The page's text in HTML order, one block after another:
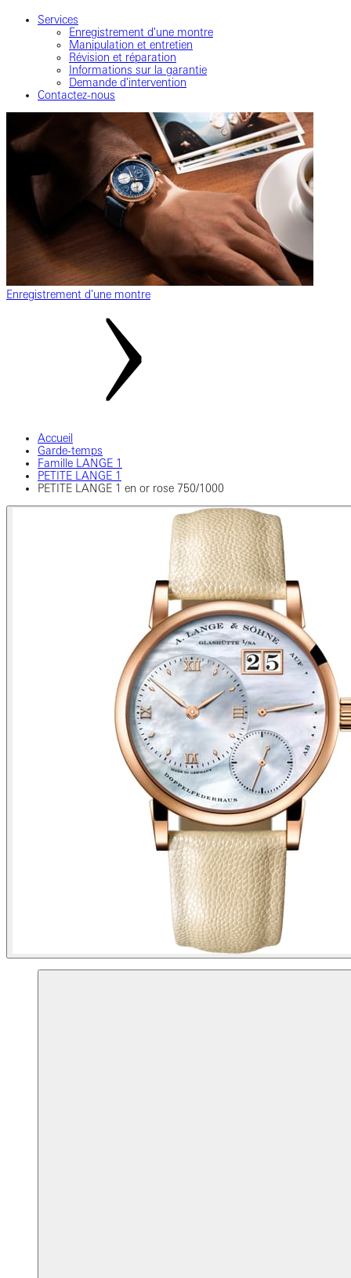
Services
Enregistrement d'une montre
Manipulation et entretien
Révision et réparation
Informations sur la garantie
Demande d'intervention
Contactez-nous
Enregistrement d'une montre
Accueil
Garde-temps
Famille LANGE 1
PETITE LANGE 1
PETITE LANGE 1 en or rose 750/1000